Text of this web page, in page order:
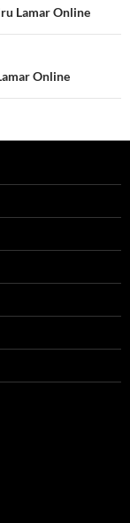
Lamar Online
Online